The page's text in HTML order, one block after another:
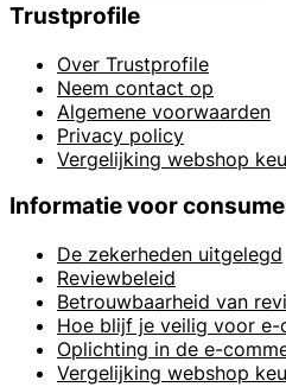
Trustprofile
Over Trustprofile
Neem contact op
Algemene voorwaarden
Privacy policy
Vergelijking webshop
Informatie voor
De zekerheden uitgelegd
Reviewbeleid
Betrouwbaarheid van
Hoe blijf je veilig voor
Oplichting in de e-
Vergelijking webshop